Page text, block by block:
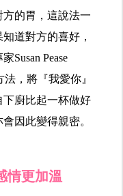
的胃，這說法一
道對方的喜好，
Susan Pease
，將『我愛你』
廚比起一杯做好
因此變得親密。
情更加溫